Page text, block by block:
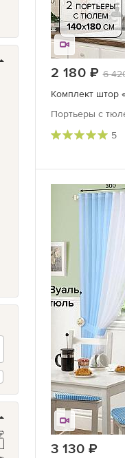
2 180 6
Комплект штор
Портьеры с
5
3 130